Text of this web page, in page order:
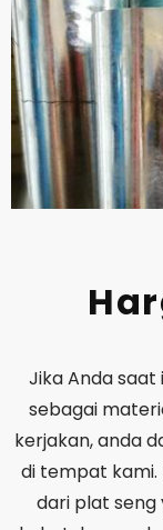
Jika Anda
sebagai
kerjakan, anda
di tempat kami.
dari plat seng